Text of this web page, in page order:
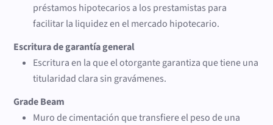
préstamos hipotecarios a los prestamistas para
facilitar la liquidez en el mercado hipotecario.
Escritura de garantía general
Escritura en la que el otorgante garantiza que tiene una
titularidad clara sin gravámenes.
Grade Beam
Muro de cimentación que transfiere el peso de una